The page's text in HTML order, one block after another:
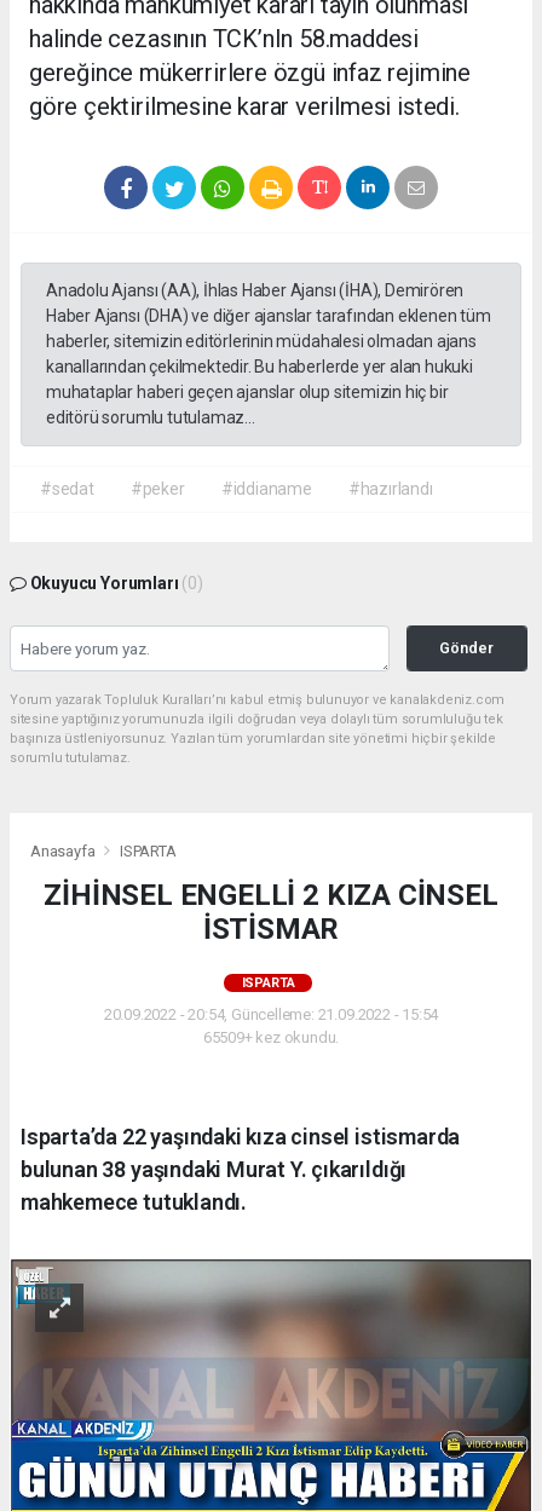
halinde cezasının TCK’nIn 58.maddesi
gereğince mükerrirlere özgü infaz rejimine
göre çektirilmesine karar verilmesi istedi.
Anadolu Ajansı (AA), İhlas Haber Ajansı (İHA), Demirören
Haber Ajansı (DHA) ve diğer ajanslar tarafından eklenen tüm
haberler, sitemizin editörlerinin müdahalesi olmadan ajans
kanallarından çekilmektedir. Bu haberlerde yer alan hukuki
muhataplar haberi geçen ajanslar olup sitemizin hiç bir
editörü sorumlu tutulamaz...
#sedat #peker #iddianame #hazırlandı
Okuyucu Yorumları (0)
Gönder
Yorum yazarak Topluluk Kuralları’nı kabul etmiş bulunuyor ve kanalakdeniz.com
sitesine yaptığınız yorumunuzla ilgili doğrudan veya dolaylı tüm sorumluluğu tek
başınıza üstleniyorsunuz. Yazılan tüm yorumlardan site yönetimi hiçbir şekilde
sorumlu tutulamaz.
Anasayfa ISPARTA
ZİHİNSEL ENGELLİ 2 KIZA CİNSEL
İSTİSMAR
ISPARTA
20.09.2022 - 20:54, Güncelleme: 21.09.2022 - 15:54
65509+ kez okundu.
Isparta’da 22 yaşındaki kıza cinsel istismarda
bulunan 38 yaşındaki Murat Y. çıkarıldığı
mahkemece tutuklandı.